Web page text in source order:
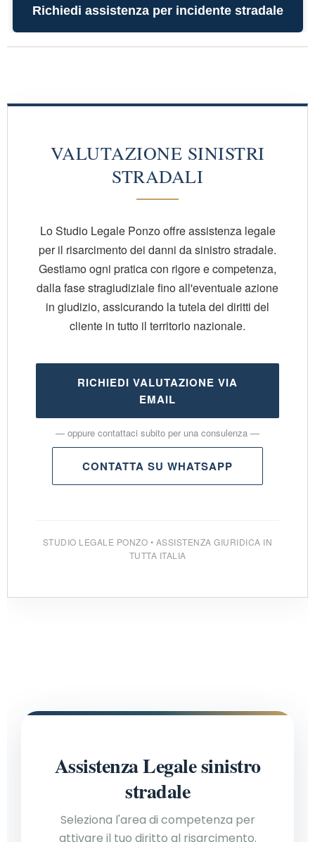
Richiedi assistenza per incidente stradale
VALUTAZIONE SINISTRI
STRADALI
LoStudio Legale Ponzooffre assistenza legale
per il risarcimento dei danni da sinistro stradale.
Gestiamo ogni pratica con rigore e competenza,
dalla fase stragiudiziale fino all'eventuale azione
in giudizio, assicurando la tutela dei diritti del
cliente in tutto il territorio nazionale.
RICHIEDI VALUTAZIONE VIA
EMAIL
— oppure contattaci subito per una consulenza —
CONTATTA SU WHATSAPP
STUDIO LEGALE PONZO • ASSISTENZA GIURIDICA IN
TUTTA ITALIA
Assistenza Legale sinistro
stradale
Seleziona l'area di competenza per
attivare il tuo diritto al risarcimento.